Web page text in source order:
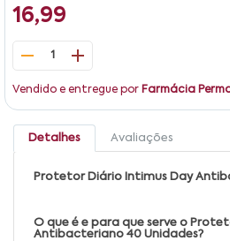
16,99
1
Vendido e entregue por Farmácia
Detalhes Avaliações
Protetor Diário Intimus Day
O que é e para que serve o
Antibacteriano 40 Unidades?